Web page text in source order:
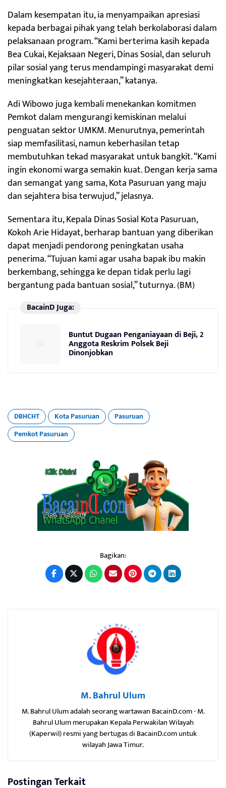
Dalam kesempatan itu, ia menyampaikan apresiasi
kepada berbagai pihak yang telah berkolaborasi dalam
pelaksanaan program. “Kami berterima kasih kepada
Bea Cukai, Kejaksaan Negeri, Dinas Sosial, dan seluruh
pilar sosial yang terus mendampingi masyarakat demi
meningkatkan kesejahteraan,” katanya.
Adi Wibowo juga kembali menekankan komitmen
Pemkot dalam mengurangi kemiskinan melalui
penguatan sektor UMKM. Menurutnya, pemerintah
siap memfasilitasi, namun keberhasilan tetap
membutuhkan tekad masyarakat untuk bangkit. “Kami
ingin ekonomi warga semakin kuat. Dengan kerja sama
dan semangat yang sama, Kota Pasuruan yang maju
dan sejahtera bisa terwujud,” jelasnya.
Sementara itu, Kepala Dinas Sosial Kota Pasuruan,
Kokoh Arie Hidayat, berharap bantuan yang diberikan
dapat menjadi pendorong peningkatan usaha
penerima. “Tujuan kami agar usaha bapak ibu makin
berkembang, sehingga ke depan tidak perlu lagi
bergantung pada bantuan sosial,” tuturnya. (BM)
BacainD Juga:
Buntut Dugaan Penganiayaan di Beji, 2
Anggota Reskrim Polsek Beji
Dinonjobkan
DBHCHT Kota Pasuruan
Pasuruan
Pemkot Pasuruan
Bagikan:
M. Bahrul Ulum
M. Bahrul Ulum adalah seorang wartawan BacainD.com - M.
Bahrul Ulum merupakan Kepala Perwakilan Wilayah
(Kaperwil) resmi yang bertugas di BacainD.com untuk
wilayah Jawa Timur.
Postingan Terkait